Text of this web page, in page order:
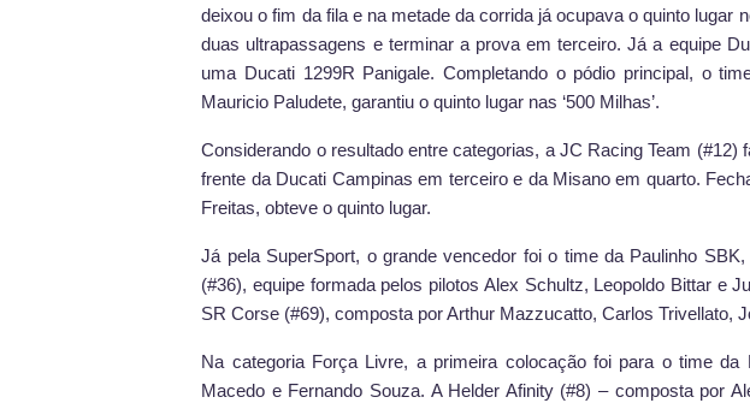
deixou o fim da fila e na metade da corrida já ocupava o quinto
duas ultrapassagens e terminar a prova em terceiro. Já a equipe
uma Ducati 1299R Panigale. Completando o pódio principal, o
Mauricio Paludete, garantiu o quinto lugar nas ‘500 Milhas’.
Considerando o resultado entre categorias, a JC Racing Team
frente da Ducati Campinas em terceiro e da Misano em quarto.
Freitas, obteve o quinto lugar.
Já pela SuperSport, o grande vencedor foi o time da Paulinho
(#36), equipe formada pelos pilotos Alex Schultz, Leopoldo Bittar e
SR Corse (#69), composta por Arthur Mazzucatto, Carlos Trivellato,
Na categoria Força Livre, a primeira colocação foi para o time
Macedo e Fernando Souza. A Helder Afinity (#8) – composta por